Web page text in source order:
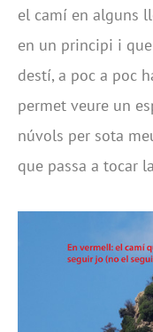
el camí en alguns
en un principi i
destí, a poc a poc
permet veure un
núvols per sota
que passa a tocar